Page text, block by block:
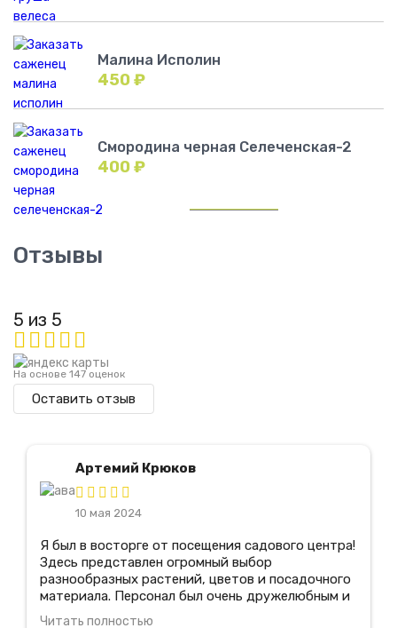
Малина Исполин
450₽
Смородина черная Селеченская-2
400₽
Отзывы
5 из 5
На основе 147 оценок
Оставить отзыв
Артемий Крюков
10 мая 2024
Я был в восторге от посещения садового центра!
Здесь представлен огромный выбор
разнообразных растений, цветов и посадочного
материала. Персонал был очень дружелюбным и
предоставил мне всю необходимую информацию
Читать полностью